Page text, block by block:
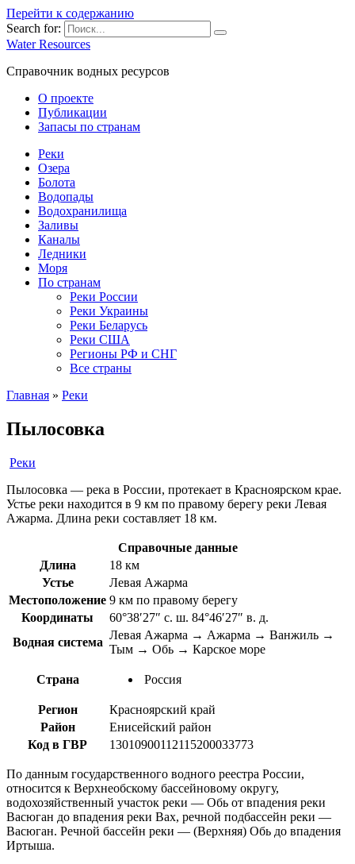
Перейти к содержанию
Search for:
Water Resources
Справочник водных ресурсов
О проекте
Публикации
Запасы по странам
Реки
Озера
Болота
Водопады
Водохранилища
Заливы
Каналы
Ледники
Моря
По странам
Реки России
Реки Украины
Реки Беларусь
Реки США
Регионы РФ и СНГ
Все страны
Главная » Реки
Пылосовка
Реки
Пылосовка — река в России, протекает в Красноярском крае.
Устье реки находится в 9 км по правому берегу реки Левая
Ажарма. Длина реки составляет 18 км.
Справочные данные
Длина
18 км
Устье
Левая Ажарма
Местоположение 9 км по правому берегу
Координаты
60°38′27″ с. ш. 84°46′27″ в. д.
Водная система
Левая Ажарма → Ажарма → Ванжиль →
Тым → Обь → Карское море
Страна Россия
Регион
Красноярский край
Район
Енисейский район
Код в ГВР
13010900112115200033773
По данным государственного водного реестра России,
относится к Верхнеобскому бассейновому округу,
водохозяйственный участок реки — Обь от впадения реки
Васюган до впадения реки Вах, речной подбассейн реки —
Васюган. Речной бассейн реки — (Верхняя) Обь до впадения
Иртыша.